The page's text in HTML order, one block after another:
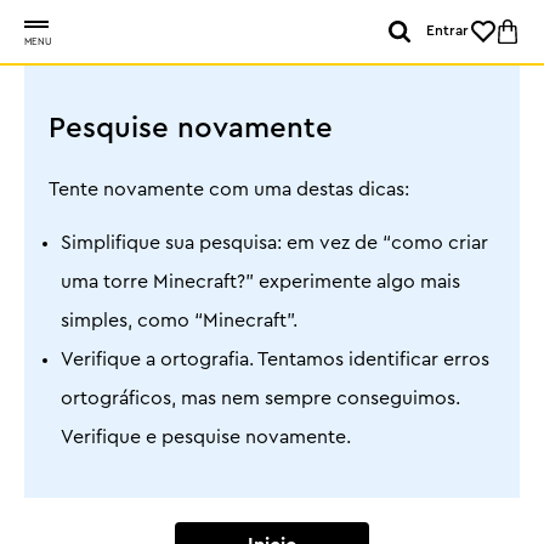
MENU
Entrar
Pesquise novamente
Tente novamente com uma destas dicas:
Simplifique sua pesquisa: em vez de “como criar
uma torre Minecraft?” experimente algo mais
simples, como “Minecraft”.
Verifique a ortografia. Tentamos identificar erros
ortográficos, mas nem sempre conseguimos.
Verifique e pesquise novamente.